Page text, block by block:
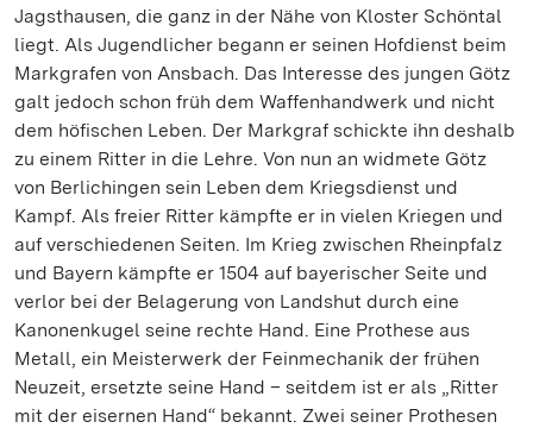
Jagsthausen, die ganz in der Nähe von Kloster Schöntal
liegt. Als Jugendlicher begann er seinen Hofdienst beim
Markgrafen von Ansbach. Das Interesse des jungen Götz
galt jedoch schon früh dem Waffenhandwerk und nicht
dem höfischen Leben. Der Markgraf schickte ihn deshalb
zu einem Ritter in die Lehre. Von nun an widmete Götz
von Berlichingen sein Leben dem Kriegsdienst und
Kampf. Als freier Ritter kämpfte er in vielen Kriegen und
auf verschiedenen Seiten. Im Krieg zwischen Rheinpfalz
und Bayern kämpfte er 1504 auf bayerischer Seite und
verlor bei der Belagerung von Landshut durch eine
Kanonenkugel seine rechte Hand. Eine Prothese aus
Metall, ein Meisterwerk der Feinmechanik der frühen
Neuzeit, ersetzte seine Hand – seitdem ist er als „Ritter
mit der eisernen Hand“ bekannt. Zwei seiner Prothesen